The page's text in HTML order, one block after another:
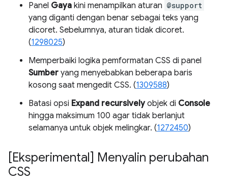
Panel Gaya kini menampilkan aturan @support
yang diganti dengan benar sebagai teks yang
dicoret. Sebelumnya, aturan tidak dicoret.
(1298025)
Memperbaiki logika pemformatan CSS di panel
Sumber yang menyebabkan beberapa baris
kosong saat mengedit CSS. (1309588)
Batasi opsi Expand recursivelyobjek di Console
hingga maksimum 100 agar tidak berlanjut
selamanya untuk objek melingkar. (1272450)
[Eksperimental] Menyalin perubahan
CSS